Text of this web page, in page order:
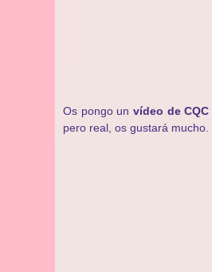
Os pongo un vídeo de CQC
pero real, os gustará mucho.